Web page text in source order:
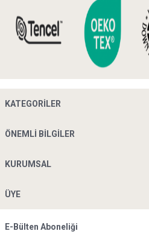
KATEGORILER
ÖNEMLI BILGILER
KURUMSAL
ÜYE
E-Bülten Aboneliği